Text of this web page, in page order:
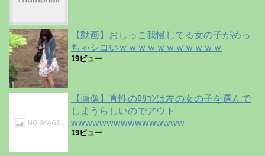
【動画】おしっこ我慢してる女の子がめっ
ちゃシコいｗｗｗｗｗｗｗｗｗｗｗ
19ビュー
【画像】真性のﾛﾘｺﾝは左の女の子を選んで
しまうらしいのでアウト
wwwwwwwwwwwwwwww
19ビュー